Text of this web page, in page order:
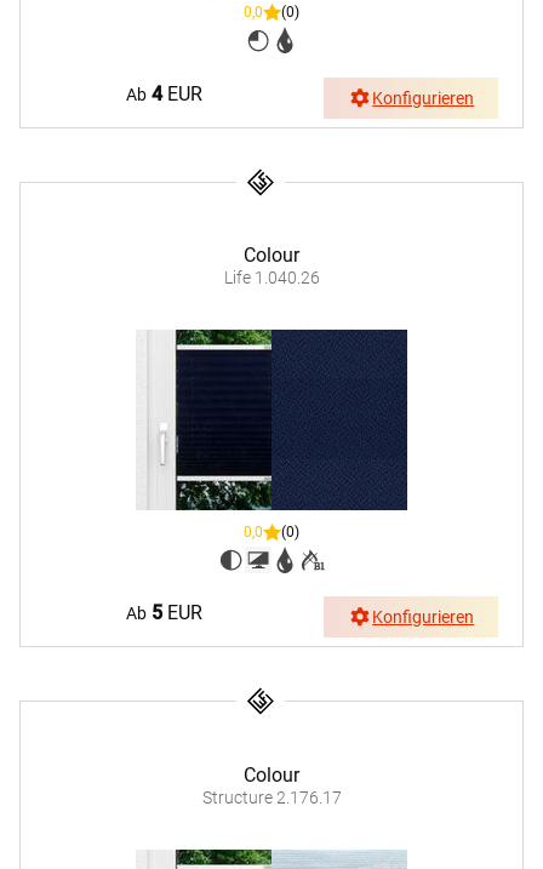
0,0 (0)
Ab 4EUR Konfigurieren
Colour
Life 1.040.26
0,0 (0)
Ab 5EUR Konfigurieren
Colour
Structure 2.176.17